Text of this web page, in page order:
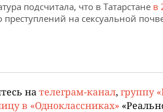
подсчитала, что в Татарстане в
преступлений на сексуальной
на телеграм-канал, группу
в «Одноклассниках»